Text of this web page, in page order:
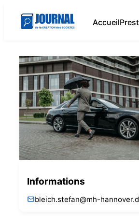
Accueil
Informations
bleich.stefan@mh-